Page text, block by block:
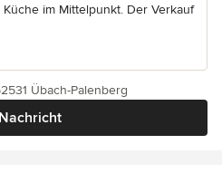
im Mittelpunkt. Der Verkauf
Nachricht
Übach-Palenberg